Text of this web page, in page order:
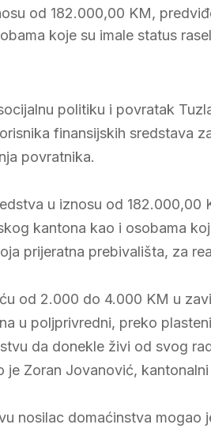
od 182.000,00 KM,
koje su imale status
politiku i povratak
finansijskih sredstava
povratnika.
u iznosu od
kantona kao i osobama
prijeratna prebivališta, za
od 2.000 do 4.000 KM u
u poljprivredni, preko
da donekle živi od svog
je Zoran Jovanović,
nosilac domaćinstva